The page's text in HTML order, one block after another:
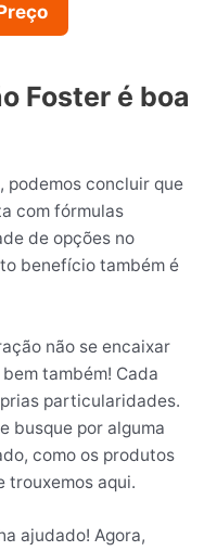
Foster é boa
podemos concluir que
com fórmulas
de opções no
benefício também é
não se encaixar
também! Cada
particularidades.
busque por alguma
como os produtos
trouxemos aqui.
ajudado! Agora,